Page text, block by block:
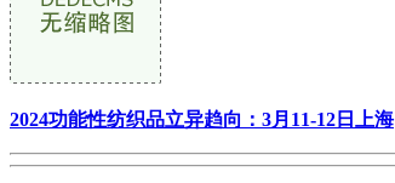
2024功能性纺织品立异趋向：3月11-12日上海